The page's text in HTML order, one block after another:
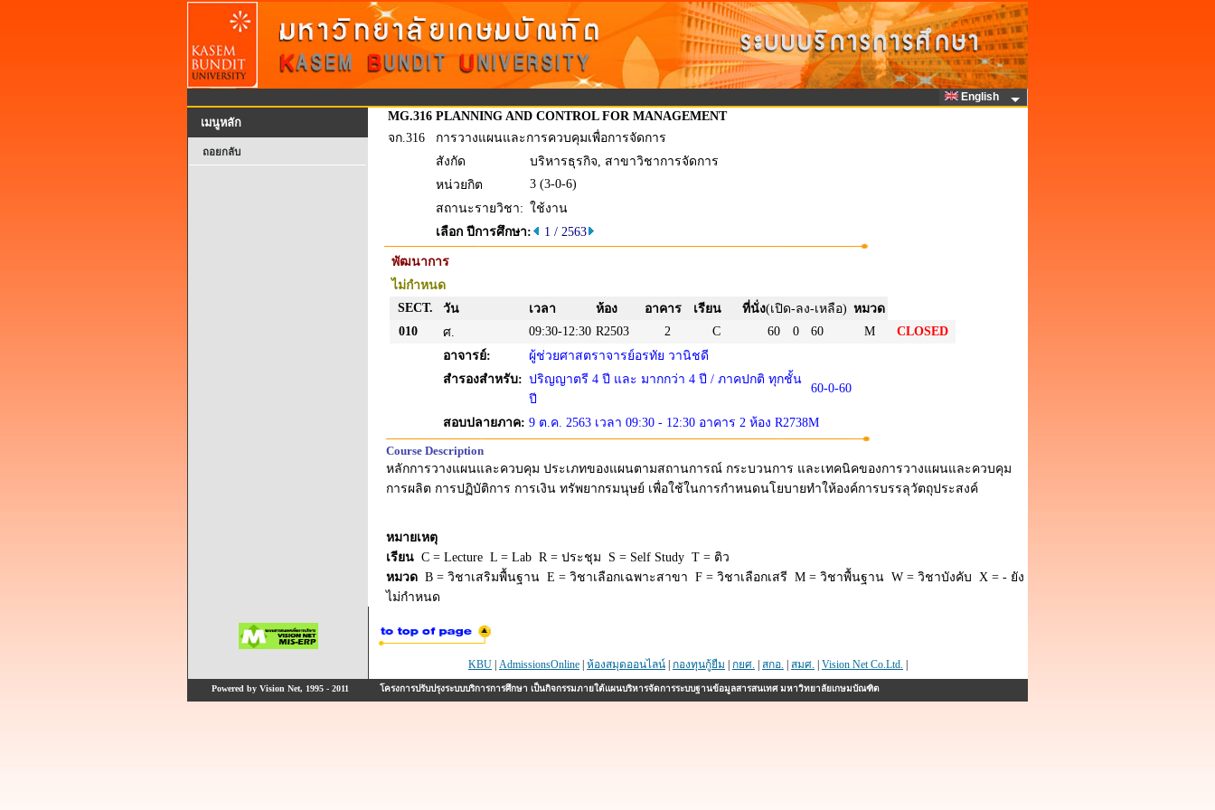
English
เมนูหลัก
ถอยกลับ
MG.316 PLANNING AND CONTROL FOR MANAGEMENT
จก.316
การวางแผนและการควบคุมเพื่อการจัดการ
สังกัด
บริหารธุรกิจ, สาขาวิชาการจัดการ
หน่วยกิต
3 (3-0-6)
สถานะรายวิชา: ใช้งาน
เลือก ปีการศึกษา:
1 / 2563
พัฒนาการ
ไม่กำหนด
SECT.
วัน เวลา ห้อง อาคาร เรียน ที่นั่ง(เปิด-ลง-เหลือ) หมวด
010
ศ. 09:30-12:30 R2503 2 C 60 0 60 M
CLOSED
อาจารย์:
ผู้ช่วยศาสตราจารย์อรทัย วานิชดี
สำรองสำหรับ: ปริญญาตรี 4 ปี และ มากกว่า 4 ปี / ภาคปกติ ทุกชั้น
ปี
60-0-60
สอบปลายภาค: 9 ต.ค. 2563 เวลา 09:30 - 12:30 อาคาร 2 ห้อง R2738M
Course Description
หลักการวางแผนและควบคุม ประเภทของแผนตามสถานการณ์ กระบวนการ และเทคนิคของการวางแผนและควบคุม
การผลิต การปฏิบัติการ การเงิน ทรัพยากรมนุษย์ เพื่อใช้ในการกำหนดนโยบายทำให้องค์การบรรลุวัตถุประสงค์
หมายเหตุ
เรียน C = Lecture L = Lab R = ประชุม S = Self Study T = ติว
หมวด B = วิชาเสริมพื้นฐาน E = วิชาเลือกเฉพาะสาขา F = วิชาเลือกเสรี M = วิชาพื้นฐาน W = วิชาบังคับ X = - ยัง
ไม่กำหนด
KBU AdmissionsOnline ห้องสมุดออนไลน์ กองทุนกู้ยืม กยศ. สกอ. สมศ. Vision Net Co.Ltd.
Powered by Vision Net, 1995 - 2011 โครงการปรับปรุงระบบบริการการศึกษา เป็นกิจกรรมภายใต้แผนบริหารจัดการระบบฐานข้อมูลสารสนเทศ มหาวิทยาลัยเกษมบัณฑิต